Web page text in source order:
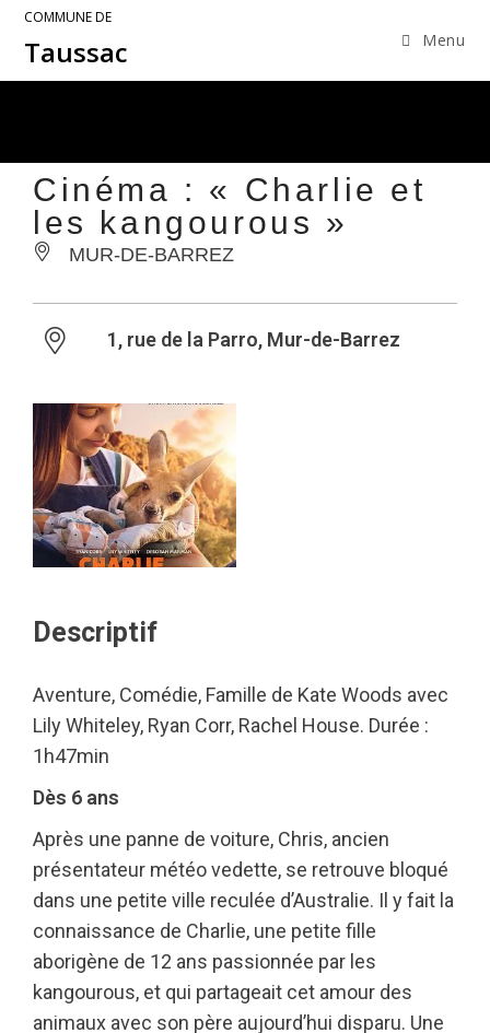
COMMUNE DE
Taussac Menu
Cinéma : « Charlie et
les kangourous »
MUR-DE-BARREZ
1, rue de la Parro, Mur-de-Barrez
Descriptif
Aventure, Comédie, Famille de Kate Woods avec
Lily Whiteley, Ryan Corr, Rachel House. Durée :
1h47min
Dès 6 ans
Après une panne de voiture, Chris, ancien
présentateur météo vedette, se retrouve bloqué
dans une petite ville reculée d’Australie. Il y fait la
connaissance de Charlie, une petite fille
aborigène de 12 ans passionnée par les
kangourous, et qui partageait cet amour des
animaux avec son père aujourd’hui disparu. Une